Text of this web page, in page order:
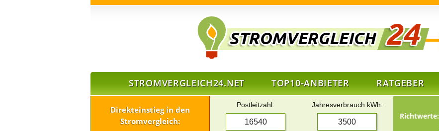
STROMVERGLEICH24.NET TOP10-ANBIETER RATGEBER
Direkteinstieg in den
Stromvergleich:
Postleitzahl: Jahresverbrauch kWh:
Richtwerte: